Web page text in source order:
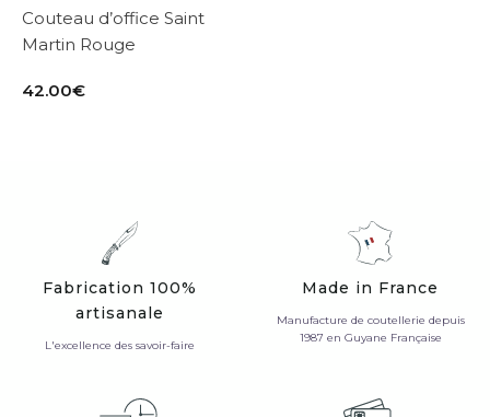
Couteau d’office Saint
Martin Rouge
42.00€
Fabrication 100%
artisanale
L'excellence des savoir-faire
Made in France
Manufacture de coutellerie depuis
1987 en Guyane Française